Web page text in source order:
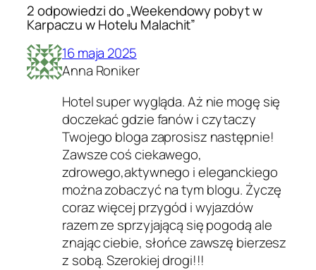
2 odpowiedzi do „Weekendowy pobyt w
Karpaczu w Hotelu Malachit”
16 maja 2025
Anna Roniker
Hotel super wygląda. Aż nie mogę się
doczekać gdzie fanów i czytaczy
Twojego bloga zaprosisz następnie!
Zawsze coś ciekawego,
zdrowego,aktywnego i eleganckiego
można zobaczyć na tym blogu. Życzę
coraz więcej przygód i wyjazdów
razem ze sprzyjającą się pogodą ale
znając ciebie, słońce zawszę bierzesz
z sobą. Szerokiej drogi!!!